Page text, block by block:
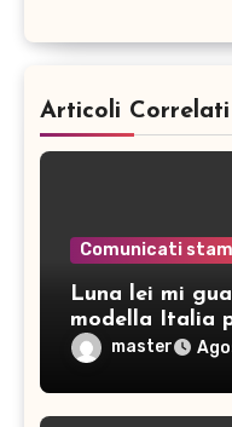
Articoli Correlati
Comunicati
Luna lei mi
modella Italia
ineditimaster